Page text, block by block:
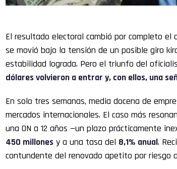
El resultado electoral cambió por completo el
se movió bajo la tensión de un posible giro
estabilidad lograda. Pero el triunfo del
dólares volvieron a entrar y, con ellos, una
En solo tres semanas, media docena de
mercados internacionales. El caso más
una ON a 12 años —un plazo prácticamente
450 millones y a una tasa del 8,1% anual.
contundente del renovado apetito por riesgo